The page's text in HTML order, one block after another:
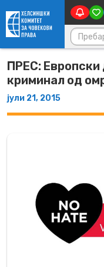
Skip to content
ПРЕС:
криминал од
јули 21, 2015